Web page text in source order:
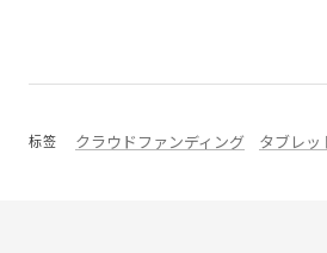
标签 クラウドファンディング タブレッ